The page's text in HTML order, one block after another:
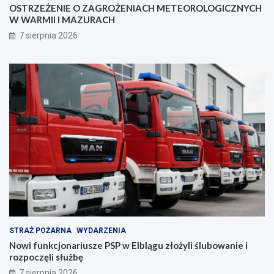
e
z
p
i
c
z
e
ń
s
t
w
z
a
n
i
OSTRZEŻENIE O ZAGROŻENIACH METEOROLOGICZNYCH
W WARMII I MAZURACH
7 sierpnia 2026
STRAŻ POŻARNA WYDARZENIA
Nowi funkcjonariusze PSP w Elblągu złożyli ślubowanie i
rozpoczęli służbę